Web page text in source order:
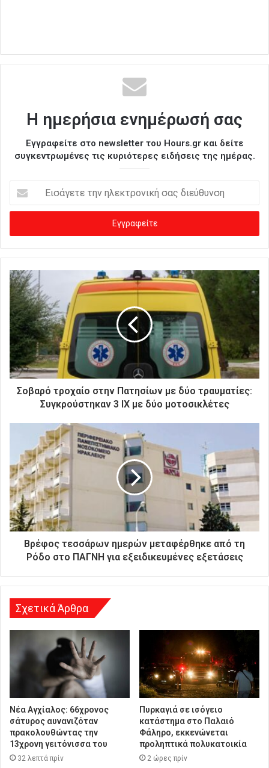
Η ημερήσια ενημέρωσή σας
Εγγραφείτε στο newsletter του Hours.gr και δείτε
συγκεντρωμένες τις κυριότερες ειδήσεις της ημέρας.
σ
γ
ε
ε
τ
η
ν
η
ε
κ
τ
σ
α
ς
δ
ι
ε
ν
Σοβαρό τροχαίο στην Πατησίων με δύο τραυματίες:
Συγκρούστηκαν 3 ΙΧ με δύο μοτοσικλέτες
Βρέφος τεσσάρων ημερών μεταφέρθηκε από τη
Ρόδο στο ΠΑΓΝΗ για εξειδικευμένες εξετάσεις
Σχετικά Άρθρα
Νέα Αγχίαλος: 66χρονος
σάτυρος αυνανιζόταν
πρακολουθώντας την
13χρονη γειτόνισσα του
32 λεπτά πρίν
Πυρκαγιά σε ισόγειο
κατάστημα στο Παλαιό
Φάληρο, εκκενώνεται
προληπτικά πολυκατοικία
2 ώρες πρίν